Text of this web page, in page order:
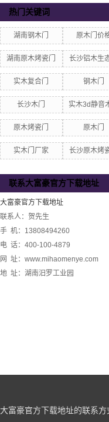
热门关键词
湖南钢木门 原木门价
湖南原木烤瓷门 长沙铝木生
实木复合门 钢木门
长沙木门 实木3d静音
原木烤瓷门 原木门
实木门厂家 长沙原木烤
联系大富豪官方下载地址
大富豪官方下载地址
联系人：贺先生
手 机：13808494260
电 话：400-100-4879
网 址：www.mihaomenye.com
地 址：湖南汨罗工业园
大富豪官方下载地址的联系方